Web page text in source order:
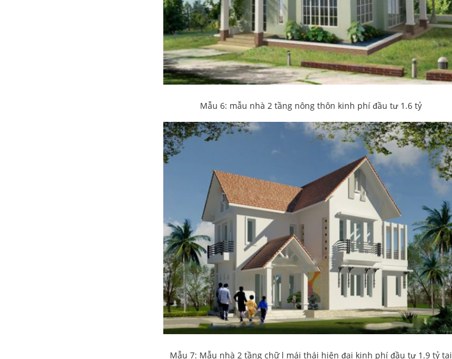
Mẫu 6: mẫu nhà 2 tầng nông thôn kinh phí đầu tư 1.6 tỷ
Mẫu 7: Mẫu nhà 2 tầng chữ l mái thái hiện đại kinh phí đầu tư 1.9 tỷ tại